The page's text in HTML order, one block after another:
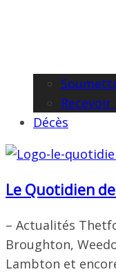
Décès
Le Quotidien
– Actualités
Broughton,
Lambton et